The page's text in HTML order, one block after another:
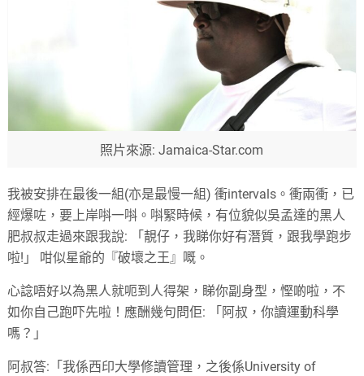
照片來源: Jamaica-Star.com
我被安排在最後一組(亦是最慢一組) 衝intervals。衝兩衝，已
經爆咗，要上岸唞一唞。唞緊時候，有位貌似吳孟達的黑人
肥叔叔走過來跟我說: 「靚仔，我睇你好有潛質，跟我學跑步
啦!」 咁似星爺的『破壞之王』嘅。
心諗唔好以為黑人就呃到人得架，睇你副身型，慳啲啦，不
如你自己跑吓先啦！應酬幾句問佢: 「阿叔，你讀運動科學
嗎？」
阿叔答:「我係西印大學修讀管理，之後係University of